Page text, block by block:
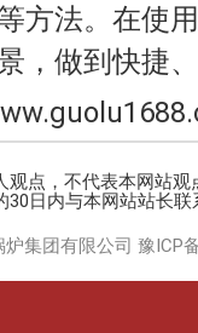
方法。在使
，做到快捷
点，不代表本网站
30日内与本网站站长联
集团有限公司 豫ICP